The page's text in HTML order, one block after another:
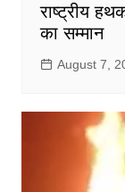
राष्ट्रीय
का सम्मान
August 7,